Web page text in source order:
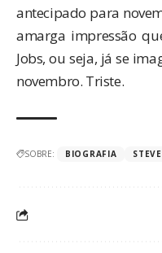
antecipado para
amarga impressão
Jobs, ou seja, já se
novembro. Triste.
SOBRE: BIOGRAFIA